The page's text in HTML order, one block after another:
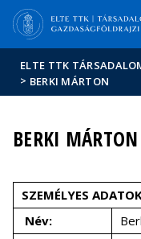
ELTE TTK
> BERKI MÁRTON
BERKI MÁRTON
SZEMÉLYES
Név: